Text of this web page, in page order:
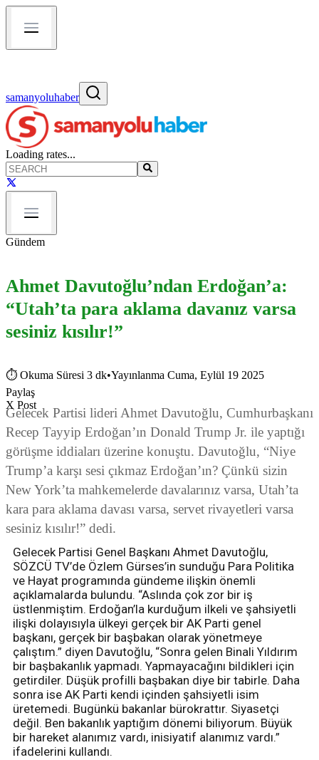
samanyoluhaber
Loading rates...
Gündem
Ahmet Davutoğlu’ndan Erdoğan’a:
“Utah’ta para aklama davanız varsa
sesiniz kısılır!”
⏱ Okuma Süresi 3 dk•Yayınlanma Cuma, Eylül 19 2025
Paylaş
X Post
Gelecek Partisi lideri Ahmet Davutoğlu, Cumhurbaşkanı
Recep Tayyip Erdoğan’ın Donald Trump Jr. ile yaptığı
görüşme iddiaları üzerine konuştu. Davutoğlu, “Niye
Trump’a karşı sesi çıkmaz Erdoğan’ın? Çünkü sizin
New York’ta mahkemelerde davalarınız varsa, Utah’ta
kara para aklama davası varsa, servet rivayetleri varsa
sesiniz kısılır!” dedi.
Gelecek Partisi Genel Başkanı Ahmet Davutoğlu,
SÖZCÜ TV’de Özlem Gürses’in sunduğu Para Politika
ve Hayat programında gündeme ilişkin önemli
açıklamalarda bulundu. “Aslında çok zor bir iş
üstlenmiştim. Erdoğan’la kurduğum ilkeli ve şahsiyetli
ilişki dolayısıyla ülkeyi gerçek bir AK Parti genel
başkanı, gerçek bir başbakan olarak yönetmeye
çalıştım.” diyen Davutoğlu, “Sonra gelen Binali Yıldırım
bir başbakanlık yapmadı. Yapmayacağını bildikleri için
getirdiler. Düşük profilli başbakan diye bir tabirle. Daha
sonra ise AK Parti kendi içinden şahsiyetli isim
üretemedi. Bugünkü bakanlar bürokrattır. Siyasetçi
değil. Ben bakanlık yaptığım dönemi biliyorum. Büyük
bir hareket alanımız vardı, inisiyatif alanımız vardı.”
ifadelerini kullandı.